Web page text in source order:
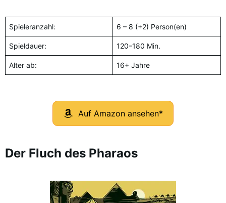
Spieleranzahl: 6 – 8 (+2) Person(en)
Spieldauer: 120–180 Min.
Alter ab: 16+ Jahre
Auf Amazon ansehen*
Der Fluch des Pharaos